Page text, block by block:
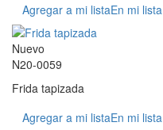
Agregar a mi listaEn mi lista
Nuevo
N20-0059
Frida tapizada
Agregar a mi listaEn mi lista